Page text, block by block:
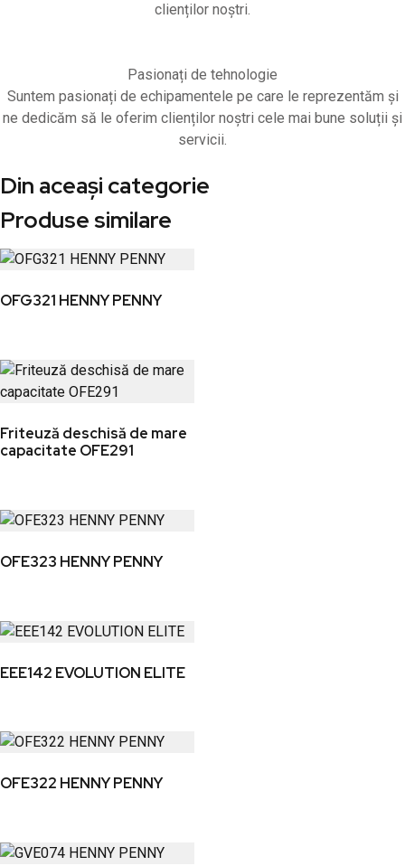
clienților noștri.
Pasionați de tehnologie
Suntem pasionați de echipamentele pe care le reprezentăm și
ne dedicăm să le oferim clienților noștri cele mai bune soluții și
servicii.
Din aceași categorie
Produse similare
OFG321 HENNY PENNY
Friteuză deschisă de mare
capacitate OFE291
OFE323 HENNY PENNY
EEE142 EVOLUTION ELITE
OFE322 HENNY PENNY